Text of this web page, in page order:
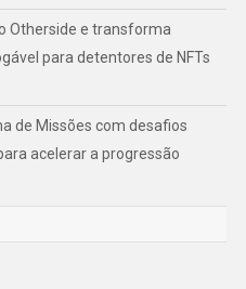
Otherside e transforma
para detentores de NFTs
de Missões com desafios
acelerar a progressão